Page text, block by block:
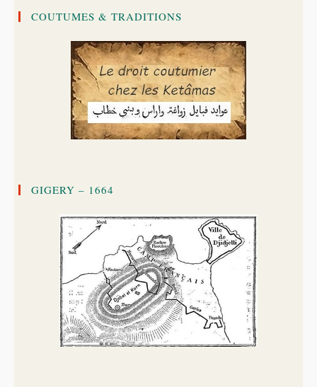
COUTUMES & TRADITIONS
GIGERY – 1664